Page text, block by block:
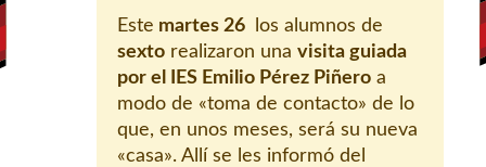
Este martes 26
los alumnos de
sexto realizaron una visita guiada
por el IES Emilio Pérez Piñero a
modo de «toma de contacto» de lo
que, en unos meses, será su nueva
«casa». Allí se les informó del